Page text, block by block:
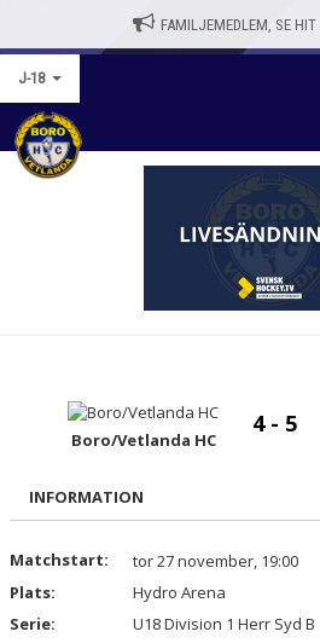
FAMILJEMEDLEM, SE
J-18
HEM
BILDGALLERI
DOKUMENT
Boro/Vetlanda HC
4 - 5
INFORMATION
Matchstart:
tor 27 november, 19:00
Plats:
Hydro Arena
Serie:
U18 Division 1 Herr Syd B